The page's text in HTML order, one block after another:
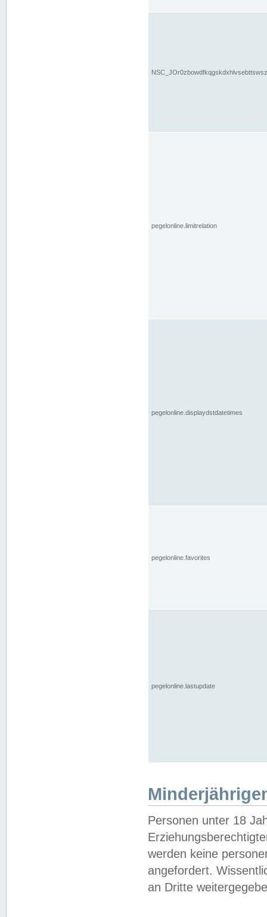
pegelonline.limitrelation
pegelonline.displaydstdatetimes
pegelonline.favorites
pegelonline.lastupdate
Personen unter 18
werden keine
angefordert.
an Dritte